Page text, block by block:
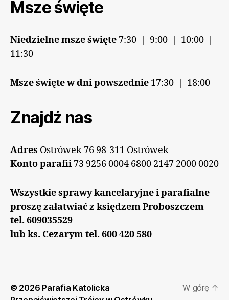
Msze święte
Niedzielne msze święte 7:30 | 9:00 | 10:00 |
11:30
Msze święte w dni powszednie 17:30 | 18:00
Znajdź nas
Adres Ostrówek 76 98-311 Ostrówek
Konto parafii 73 9256 0004 6800 2147 2000 0020
Wszystkie sprawy kancelaryjne i parafialne
proszę załatwiać z księdzem Proboszczem
tel. 609035529
lub ks. Cezarym tel. 600 420 580
© 2026 Parafia Katolicka
W górę ↑